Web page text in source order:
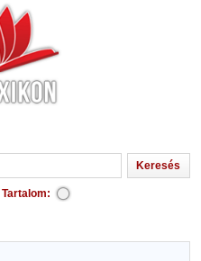
Tartalom: